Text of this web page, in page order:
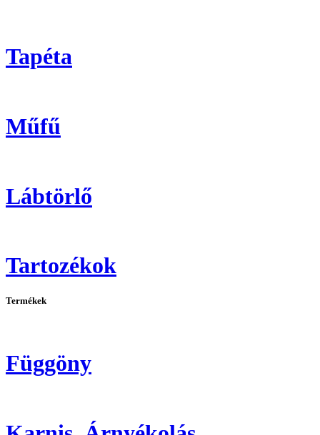
Tapéta
Műfű
Lábtörlő
Tartozékok
Termékek
Függöny